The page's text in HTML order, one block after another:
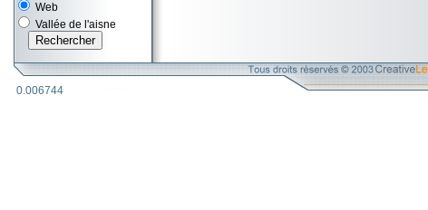
Web
Vallée de l'aisne
0.006744